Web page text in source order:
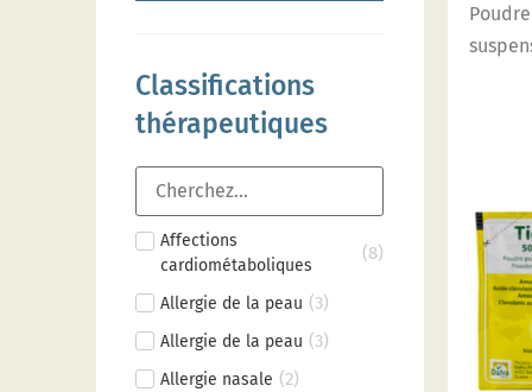
Classifications
thérapeutiques
Affections
cardiométaboliques
(8)
Allergie de la peau (3)
Allergie de la peau (3)
Allergie nasale (2)